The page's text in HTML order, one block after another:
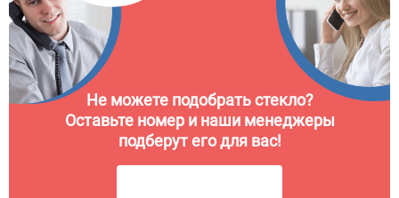
Не можете подобрать стекло?
Оставьте номер и наши менеджеры
подберут его для вас!